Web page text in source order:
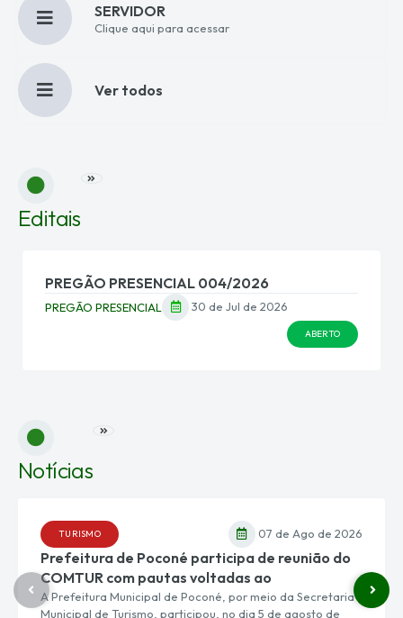
SERVIDOR
Clique aqui para acessar
Ver todos
Editais
PREGÃO PRESENCIAL
PREGÃO PRESENCIAL 004/2026
ABERTO
30 de Jul de 2026
Notícias
Prefeitura de Poconé participa de reunião do
COMTUR com pautas voltadas ao
desenvolvimento sustentável do turismo
07 de Ago de 2026
TURISMO
A Prefeitura Municipal de Poconé, por meio da Secretaria
Municipal de Turismo, participou, no dia 5 de agosto de